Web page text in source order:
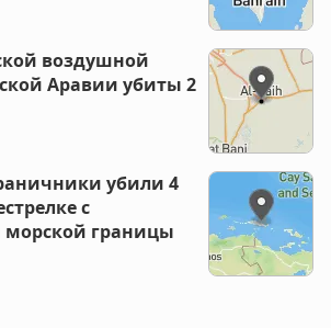
воздушной
Аравии убиты 2
убили 4
с
границы